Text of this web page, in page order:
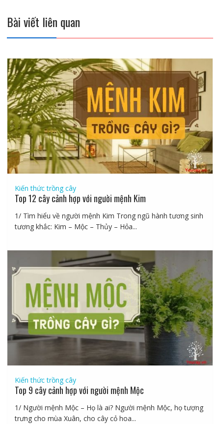
Bài viết liên quan
Kiến thức trồng cây
Top 12 cây cảnh hợp với người mệnh Kim
1/ Tìm hiểu về người mệnh Kim Trong ngũ hành tương sinh
tương khắc: Kim – Mộc – Thủy – Hỏa...
Kiến thức trồng cây
Top 9 cây cảnh hợp với người mệnh Mộc
1/ Người mệnh Mộc – Họ là ai? Người mệnh Mộc, họ tượng
trưng cho mùa Xuân, cho cây cỏ hoa...